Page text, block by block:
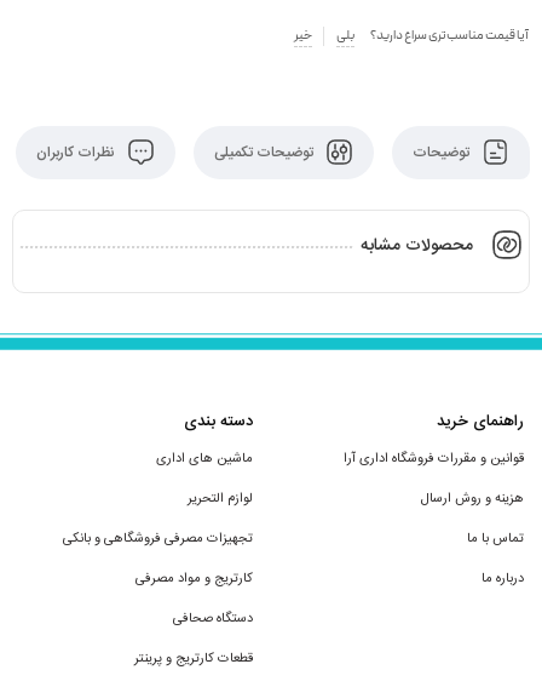
آیا قیمت مناسب‌تری سراغ دارید؟ بلی خیر
توضیحات توضیحات تکمیلی نظرات کاربران
محصولات مشابه
راهنمای خرید
قوانین و مقررات فروشگاه اداری آرا
هزینه و روش ارسال
تماس با ما
درباره ما
دسته بندی
ماشین های اداری
لوازم التحریر
تجهیزات مصرفی فروشگاهی و بانکی
کارتریج و مواد مصرفی
دستگاه صحافی
قطعات کارتریج و پرینتر